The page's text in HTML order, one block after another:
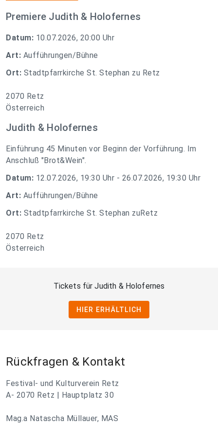
Premiere Judith & Holofernes
Datum: 10.07.2026, 20:00 Uhr
Art: Aufführungen/Bühne
Ort: Stadtpfarrkirche St. Stephan zu Retz
2070 Retz
Österreich
Judith & Holofernes
Einführung 45 Minuten vor Beginn der Vorführung. Im
Anschluß "Brot&Wein".
Datum: 12.07.2026, 19:30 Uhr - 26.07.2026, 19:30 Uhr
Art: Aufführungen/Bühne
Ort: Stadtpfarrkirche St. Stephan zuRetz
2070 Retz
Österreich
Tickets für Judith & Holofernes
HIER ERHÄLTLICH
Rückfragen & Kontakt
Festival- und Kulturverein Retz
A- 2070 Retz | Hauptplatz 30
Mag.a Natascha Müllauer, MAS